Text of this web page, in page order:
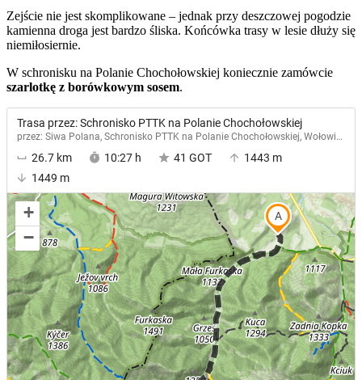
Zejście nie jest skomplikowane – jednak przy deszczowej pogodzie
kamienna droga jest bardzo śliska. Końcówka trasy w lesie dłuży się
niemiłosiernie.
W schronisku na Polanie Chochołowskiej koniecznie zamówcie
szarlotkę z borówkowym sosem.